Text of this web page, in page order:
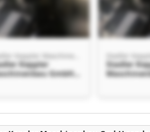
Keppler
GmbH
Stadler
Kleinanzeige